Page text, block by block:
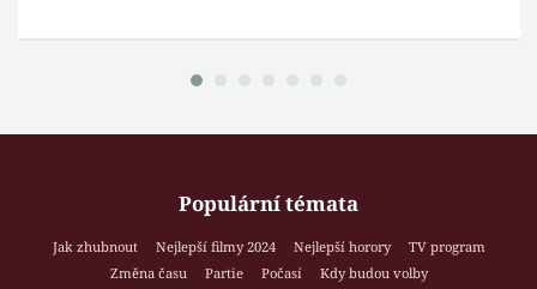
Populární témata
Jak zhubnout Nejlepší filmy 2024 Nejlepší horory
TV program
Změna času
Partie Počasí
Kdy budou volby